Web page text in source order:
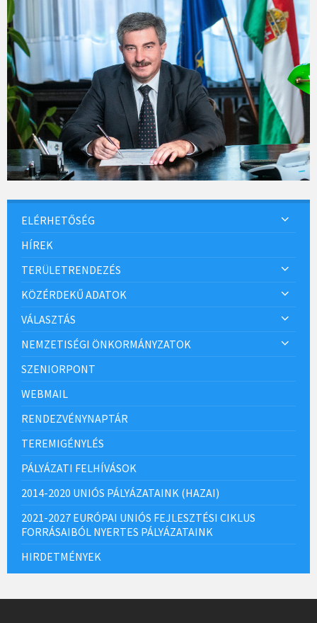
ELÉRHETŐSÉG
HÍREK
TERÜLETRENDEZÉS
KÖZÉRDEKŰ ADATOK
VÁLASZTÁS
NEMZETISÉGI ÖNKORMÁNYZATOK
SZENIORPONT
WEBMAIL
RENDEZVÉNYNAPTÁR
TEREMIGÉNYLÉS
PÁLYÁZATI FELHÍVÁSOK
2014-2020 UNIÓS PÁLYÁZATAINK (HAZAI)
2021-2027 EURÓPAI UNIÓS FEJLESZTÉSI CIKLUS
FORRÁSAIBÓL NYERTES PÁLYÁZATAINK
HIRDETMÉNYEK